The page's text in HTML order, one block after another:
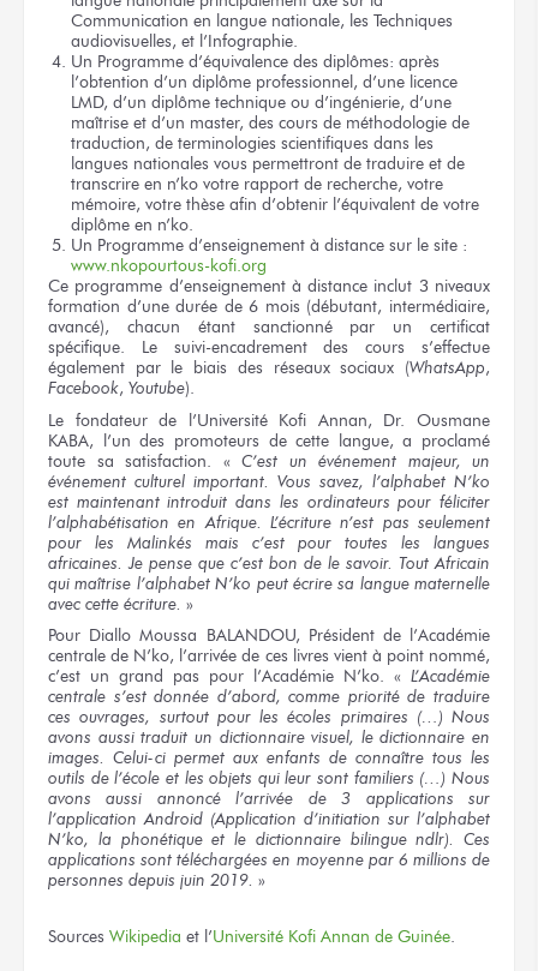
Communication en langue nationale, les Techniques
audiovisuelles, et l’Infographie.
Un Programme d’équivalence des diplômes: après
l’obtention d’un diplôme professionnel, d’une licence
LMD, d’un diplôme technique ou d’ingénierie, d’une
maîtrise et d’un master, des cours de méthodologie de
traduction, de terminologies scientifiques dans les
langues nationales vous permettront de traduire et de
transcrire en n’ko votre rapport de recherche, votre
mémoire, votre thèse afin d’obtenir l’équivalent de votre
diplôme en n’ko.
Un Programme d’enseignement à distance sur le site :
www.nkopourtous-kofi.org
Ce programme d’enseignement à distance inclut 3 niveaux
formation d’une durée de 6 mois (débutant, intermédiaire,
avancé), chacun étant sanctionné par un certificat
spécifique. Le suivi-encadrement des cours s’effectue
également par le biais des réseaux sociaux (WhatsApp,
Facebook, Youtube).
Le fondateur de l’Université Kofi Annan, Dr. Ousmane
KABA, l’un des promoteurs de cette langue, a proclamé
toute sa satisfaction. « C’est un événement majeur, un
événement culturel important. Vous savez, l’alphabet N’ko
est maintenant introduit dans les ordinateurs pour féliciter
l’alphabétisation en Afrique. L’écriture n’est pas seulement
pour les Malinkés mais c’est pour toutes les langues
africaines. Je pense que c’est bon de le savoir. Tout Africain
qui maîtrise l’alphabet N’ko peut écrire sa langue maternelle
avec cette écriture. »
Pour Diallo Moussa BALANDOU, Président de l’Académie
centrale de N’ko, l’arrivée de ces livres vient à point nommé,
c’est un grand pas pour l’Académie N’ko. « L’Académie
centrale s’est donnée d’abord, comme priorité de traduire
ces ouvrages, surtout pour les écoles primaires (…) Nous
avons aussi traduit un dictionnaire visuel, le dictionnaire en
images. Celui-ci permet aux enfants de connaître tous les
outils de l’école et les objets qui leur sont familiers (…) Nous
avons aussi annoncé l’arrivée de 3 applications sur
l’application Android (Application d’initiation sur l’alphabet
N’ko, la phonétique et le dictionnaire bilingue ndlr). Ces
applications sont téléchargées en moyenne par 6 millions de
personnes depuis juin 2019. »
Sources Wikipedia et l’Université Kofi Annan de Guinée.